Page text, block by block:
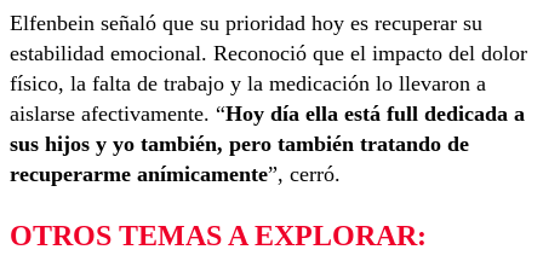
Elfenbein señaló que su prioridad hoy es recuperar su
estabilidad emocional. Reconoció que el impacto del dolor
físico, la falta de trabajo y la medicación lo llevaron a
aislarse afectivamente. “Hoy día ella está full dedicada a
sus hijos y yo también, pero también tratando de
recuperarme anímicamente”, cerró.
OTROS TEMAS A EXPLORAR: